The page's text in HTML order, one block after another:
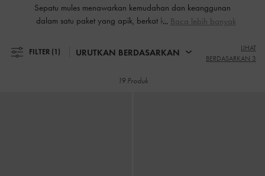
Sepatu mules menawarkan kemudahan dan keanggunan
dalam satu paket yang apik, berkat keserbagunaan dan
kami untuk menemukan produk yang cocok untuk pekerjaan
dan desain ceria dengan berbagai tekstur dan tinggi.
favorit Anda. Untuk memancarkan daya tarik androgini,
Baca lebih banyak
FILTER (1) URUTKAN BERDASARKAN
LIHAT
BERDASARKAN 3
19 Produk